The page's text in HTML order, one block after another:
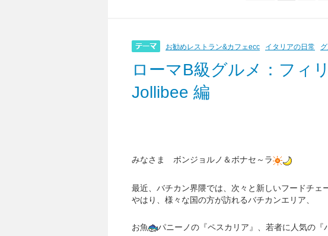
お勧めレストラン&カフェecc イタリアの日常
ローマB級グルメ：フィ
Jollibee 編
みなさま ボンジョルノ＆ボナセ～ラ
最近、バチカン界隈では、次々と新しいフードチェ
やはり、様々な国の方が訪れるバチカンエリア、
お魚 パニーノの『ペスカリア』、若者に人気の『